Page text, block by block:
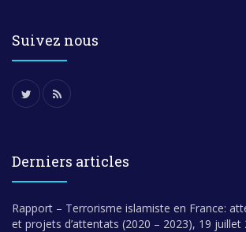
Suivez nous
Derniers articles
Rapport – Terrorisme islamiste en France:
et projets d’attentats (2020 – 2023), 19 juillet